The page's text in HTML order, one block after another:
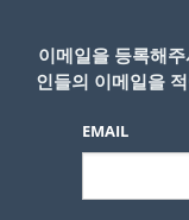
이메일을 등록해
인들의 이메일을
EMAIL